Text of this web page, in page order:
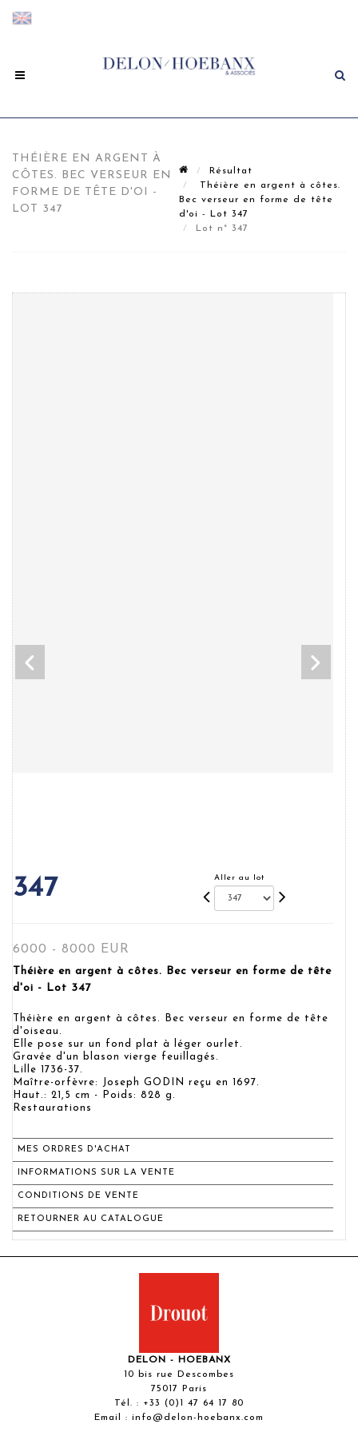
THÉIÈRE EN ARGENT À
CÔTES. BEC VERSEUR EN
FORME DE TÊTE D'OI -
LOT 347
Résultat
Théière en argent à côtes.
Bec verseur en forme de tête
d'oi - Lot 347
Lot n° 347
347 Aller au lot
6000 - 8000 EUR
Théière en argent à côtes. Bec verseur en forme de tête
d'oi - Lot 347
Théière en argent à côtes. Bec verseur en forme de tête
d'oiseau.
Elle pose sur un fond plat à léger ourlet.
Gravée d'un blason vierge feuillagés.
Lille 1736-37.
Maître-orfèvre: Joseph GODIN reçu en 1697.
Haut.: 21,5 cm - Poids: 828 g.
Restaurations
MES ORDRES D'ACHAT
INFORMATIONS SUR LA VENTE
CONDITIONS DE VENTE
RETOURNER AU CATALOGUE
DELON - HOEBANX
10 bis rue Descombes
75017 Paris
Tél. : +33 (0)1 47 64 17 80
Email : info@delon-hoebanx.com